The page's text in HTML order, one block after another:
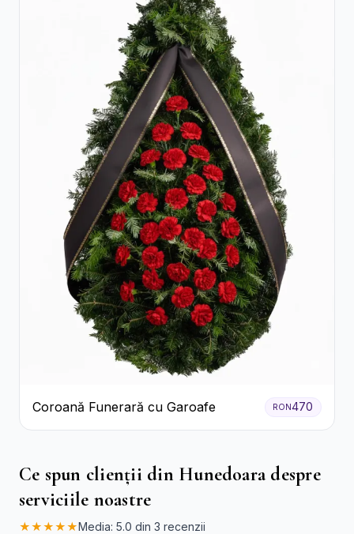
Coroană Funerară cu Garoafe RON470
Ce spun clienții din Hunedoara despre
serviciile noastre
★★★★★Media: 5.0 din 3 recenzii